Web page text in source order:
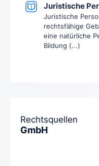
Juristische
Juristische
rechtsfähige
eine natürliche
Bildung (...)
Rechtsquellen
GmbH